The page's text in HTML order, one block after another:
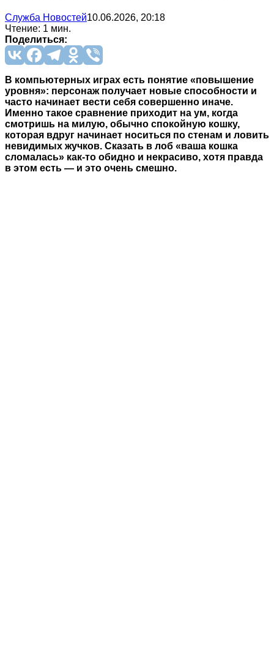
Служба Новостей10.06.2026, 20:18
Чтение: 1 мин.
Поделиться:
В компьютерных играх есть понятие «повышение
уровня»: персонаж получает новые способности и
часто начинает вести себя совершенно иначе.
Именно такое сравнение приходит на ум, когда
смотришь на милую, обычно спокойную кошку,
которая вдруг начинает носиться по стенам и ловить
невидимых жучков. Сказать в лоб «ваша кошка
сломалась» как-то обидно и некрасиво, хотя правда
в этом есть — и это очень смешно.